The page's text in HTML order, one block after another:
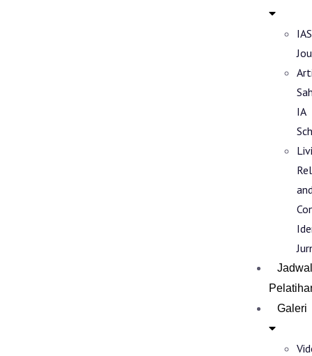
IAS
IA
Jadwal
Galeri